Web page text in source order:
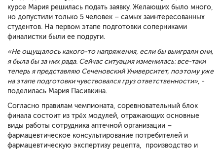
курсе Мария решилась подать заявку. Желающих было много,
но допустили только 5 человек – самых заинтересованных
студентов. На первом этапе подготовки соперниками
финалистки были ее подруги.
«Не ощущалось какого-то напряжения, если бы выиграли они,
я была бы за них рада. Сейчас ситуация изменилась: все-таки
теперь я представляю Сеченовский Университет, поэтому уже
на этапе подготовки чувствовался груз ответственности», -
поделилась Мария Пасивкина.
Согласно правилам чемпионата, соревновательный блок
финала состоит из трëх модулей, отражающих основные
виды работы сотрудника аптечной организации –
фармацевтическое консультирование потребителей и
фармацевтическую экспертизу рецепта, производство и